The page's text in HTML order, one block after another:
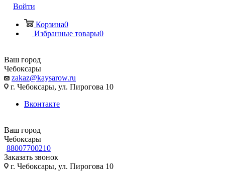
Войти
Корзина0
Избранные товары0
Ваш город
Чебоксары
zakaz@kaysarow.ru
г. Чебоксары, ул. Пирогова 10
Вконтакте
Ваш город
Чебоксары
88007700210
Заказать звонок
г. Чебоксары, ул. Пирогова 10